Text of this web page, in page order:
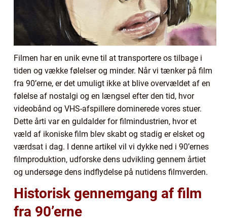
Filmen har en unik evne til at transportere os tilbage i
tiden og vække følelser og minder. Når vi tænker på film
fra 90’erne, er det umuligt ikke at blive overvældet af en
følelse af nostalgi og en længsel efter den tid, hvor
videobånd og VHS-afspillere dominerede vores stuer.
Dette årti var en guldalder for filmindustrien, hvor et
væld af ikoniske film blev skabt og stadig er elsket og
værdsat i dag. I denne artikel vil vi dykke ned i 90’ernes
filmproduktion, udforske dens udvikling gennem årtiet
og undersøge dens indflydelse på nutidens filmverden.
Historisk gennemgang af film
fra 90’erne